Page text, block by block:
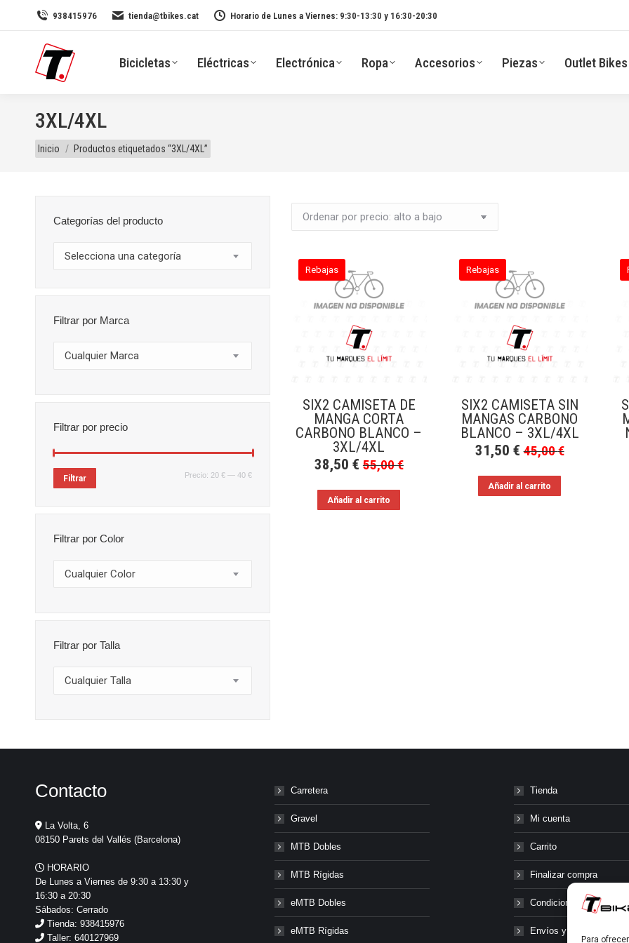
Para
938415976 tienda@tbikes.cat Horario de Lunes a Viernes: 9:30-13:30 y 16:30-20:30
Bicicletas Eléctricas Electrónica Ropa Accesorios Piezas Outlet Bikes
3XL/4XL
Estás aquí:
Inicio Productos etiquetados “3XL/4XL”
Rebajas
SIX2 CAMISETA DE
MANGA CORTA
CARBONO BLANCO –
3XL/4XL
38,50 € 55,00€
Añadir al carrito
Rebajas
SIX2 CAMISETA SIN
MANGAS CARBONO
BLANCO – 3XL/4XL
31,50 € 45,00€
Añadir al carrito
Categorías del producto
Selecciona una categoría
Filtrar por Marca
Cualquier Marca
Filtrar por precio
Precio
Precio
Filtrar Precio: 20 € — 40 €
Filtrar por Color
Cualquier Color
Filtrar por Talla
Cualquier Talla
Contacto
La Volta, 6
08150 Parets del Vallés (Barcelona)
HORARIO
De Lunes a Viernes de 9:30 a 13:30 y
16:30 a 20:30
Sábados: Cerrado
Tienda: 938415976
Taller: 640127969
Carretera
Gravel
MTB Dobles
MTB Rígidas
eMTB Dobles
eMTB Rígidas
Tienda
Mi cuenta
Carrito
Finalizar compra
Condiciones generales
Envíos y transporte